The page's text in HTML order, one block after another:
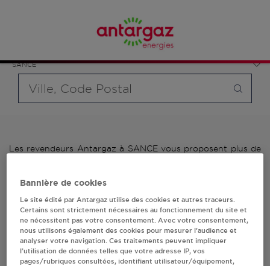
Bourgogne-Franche-Comté
SANCE
bouteille souhaité et le type de point de vente (revendeur /
distributeur automatique de bouteilles de gaz ou station GPL
carburant)
Les revendeurs Antargaz à SANCE vous proposent plus de
Antargaz à SANCE, l'adresse, le numéro de téléphone de
votre stations GPL ou distributeurs de bouteilles de gaz.
1 revendeur(s) Antargaz
à SANCE
Bannière de cookies
Le site édité par Antargaz utilise des cookies et autres traceurs.
Certains sont strictement nécessaires au fonctionnement du site et
ne nécessitent pas votre consentement. Avec votre consentement,
nous utilisons également des cookies pour mesurer l’audience et
analyser votre navigation. Ces traitements peuvent impliquer
l’utilisation de données telles que votre adresse IP, vos
pages/rubriques consultées, identifiant utilisateur/équipement,